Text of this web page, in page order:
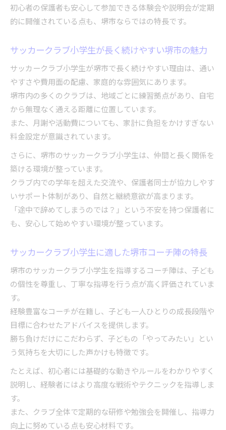
初心者の保護者も安心して参加できる体験会や説明会が定期
的に開催されている点も、堺市ならではの特長です。
サッカークラブ小学生が長く続けやすい堺市の魅力
サッカークラブ小学生が堺市で長く続けやすい理由は、通い
やすさや費用面の配慮、家庭的な雰囲気にあります。
堺市内の多くのクラブは、地域ごとに練習拠点があり、自宅
から無理なく通える距離に位置しています。
また、月謝や活動費についても、家計に負担をかけすぎない
料金設定が意識されています。
さらに、堺市のサッカークラブ小学生は、仲間と長く関係を
築ける環境が整っています。
クラブ内での学年を超えた交流や、保護者同士が協力しやす
いサポート体制があり、自然と継続意欲が高まります。
「途中で辞めてしまうのでは？」という不安を持つ保護者に
も、安心して始めやすい環境が整っています。
サッカークラブ小学生に適した堺市コーチ陣の特長
堺市のサッカークラブ小学生を指導するコーチ陣は、子ども
の個性を尊重し、丁寧な指導を行う点が高く評価されていま
す。
経験豊富なコーチが在籍し、子ども一人ひとりの成長段階や
目標に合わせたアドバイスを提供します。
勝ち負けだけにこだわらず、子どもの「やってみたい」とい
う気持ちを大切にした声かけも特徴です。
たとえば、初心者には基礎的な動きやルールをわかりやすく
説明し、経験者にはより高度な戦術やテクニックを指導しま
す。
また、クラブ全体で定期的な研修や勉強会を開催し、指導力
向上に努めている点も安心材料です。